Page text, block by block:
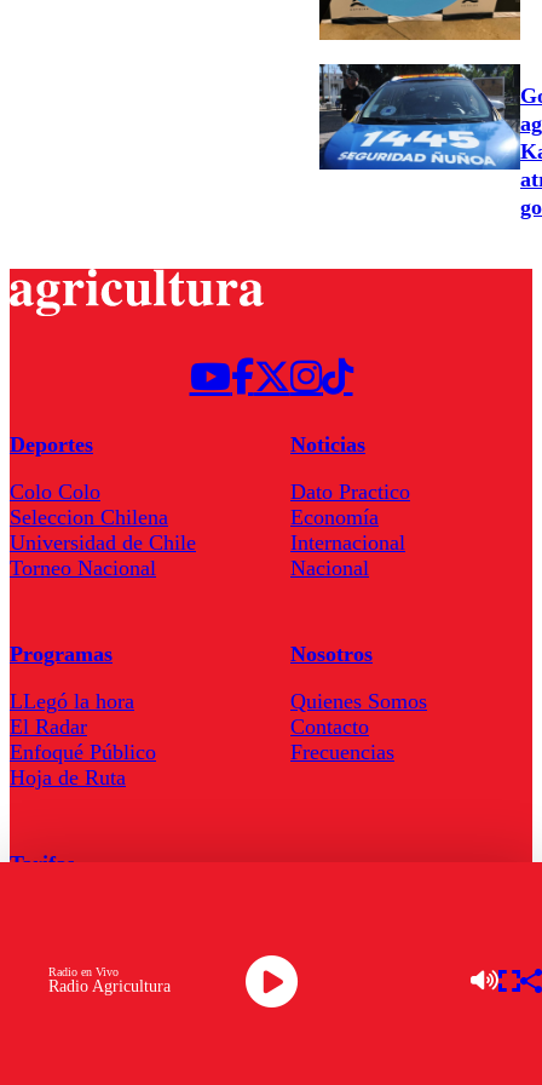
Radio Agricultura
Radio en Vivo
Deportes
Colo Colo
Seleccion Chilena
Universidad de Chile
Torneo Nacional
Noticias
Dato Practico
Economía
Internacional
Nacional
Programas
LLegó la hora
El Radar
Enfoqué Público
Hoja de Ruta
Nosotros
Quienes Somos
Contacto
Frecuencias
Tarifas